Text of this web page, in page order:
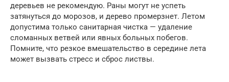
деревьев не рекомендую. Раны могут не успеть
затянуться до морозов, и дерево промерзнет. Летом
допустима только санитарная чистка — удаление
сломанных ветвей или явных больных побегов.
Помните, что резкое вмешательство в середине лета
может вызвать стресс и сброс листвы.